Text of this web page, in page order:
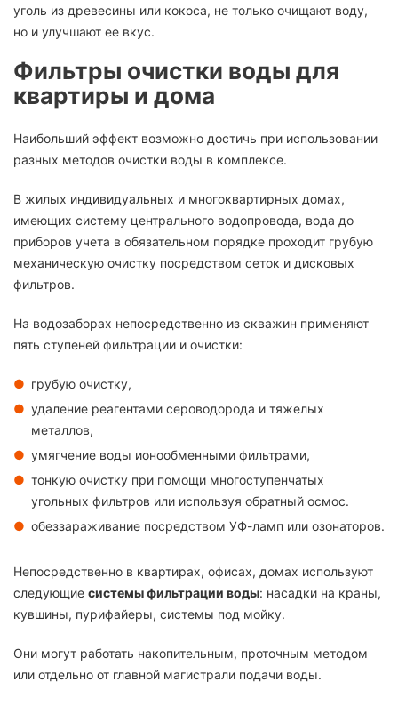
уголь из древесины или кокоса, не только очищают воду,
но и улучшают ее вкус.
Фильтры очистки воды для
квартиры и дома
Наибольший эффект возможно достичь при использовании
разных методов очистки воды в комплексе.
В жилых индивидуальных и многоквартирных домах,
имеющих систему центрального водопровода, вода до
приборов учета в обязательном порядке проходит грубую
механическую очистку посредством сеток и дисковых
фильтров.
На водозаборах непосредственно из скважин применяют
пять ступеней фильтрации и очистки:
грубую очистку,
удаление реагентами сероводорода и тяжелых
металлов,
умягчение воды ионообменными фильтрами,
тонкую очистку при помощи многоступенчатых
угольных фильтров или используя обратный осмос.
обеззараживание посредством УФ-ламп или озонаторов.
Непосредственно в квартирах, офисах, домах используют
следующие системы фильтрации воды: насадки на краны,
кувшины, пурифайеры, системы под мойку.
Они могут работать накопительным, проточным методом
или отдельно от главной магистрали подачи воды.